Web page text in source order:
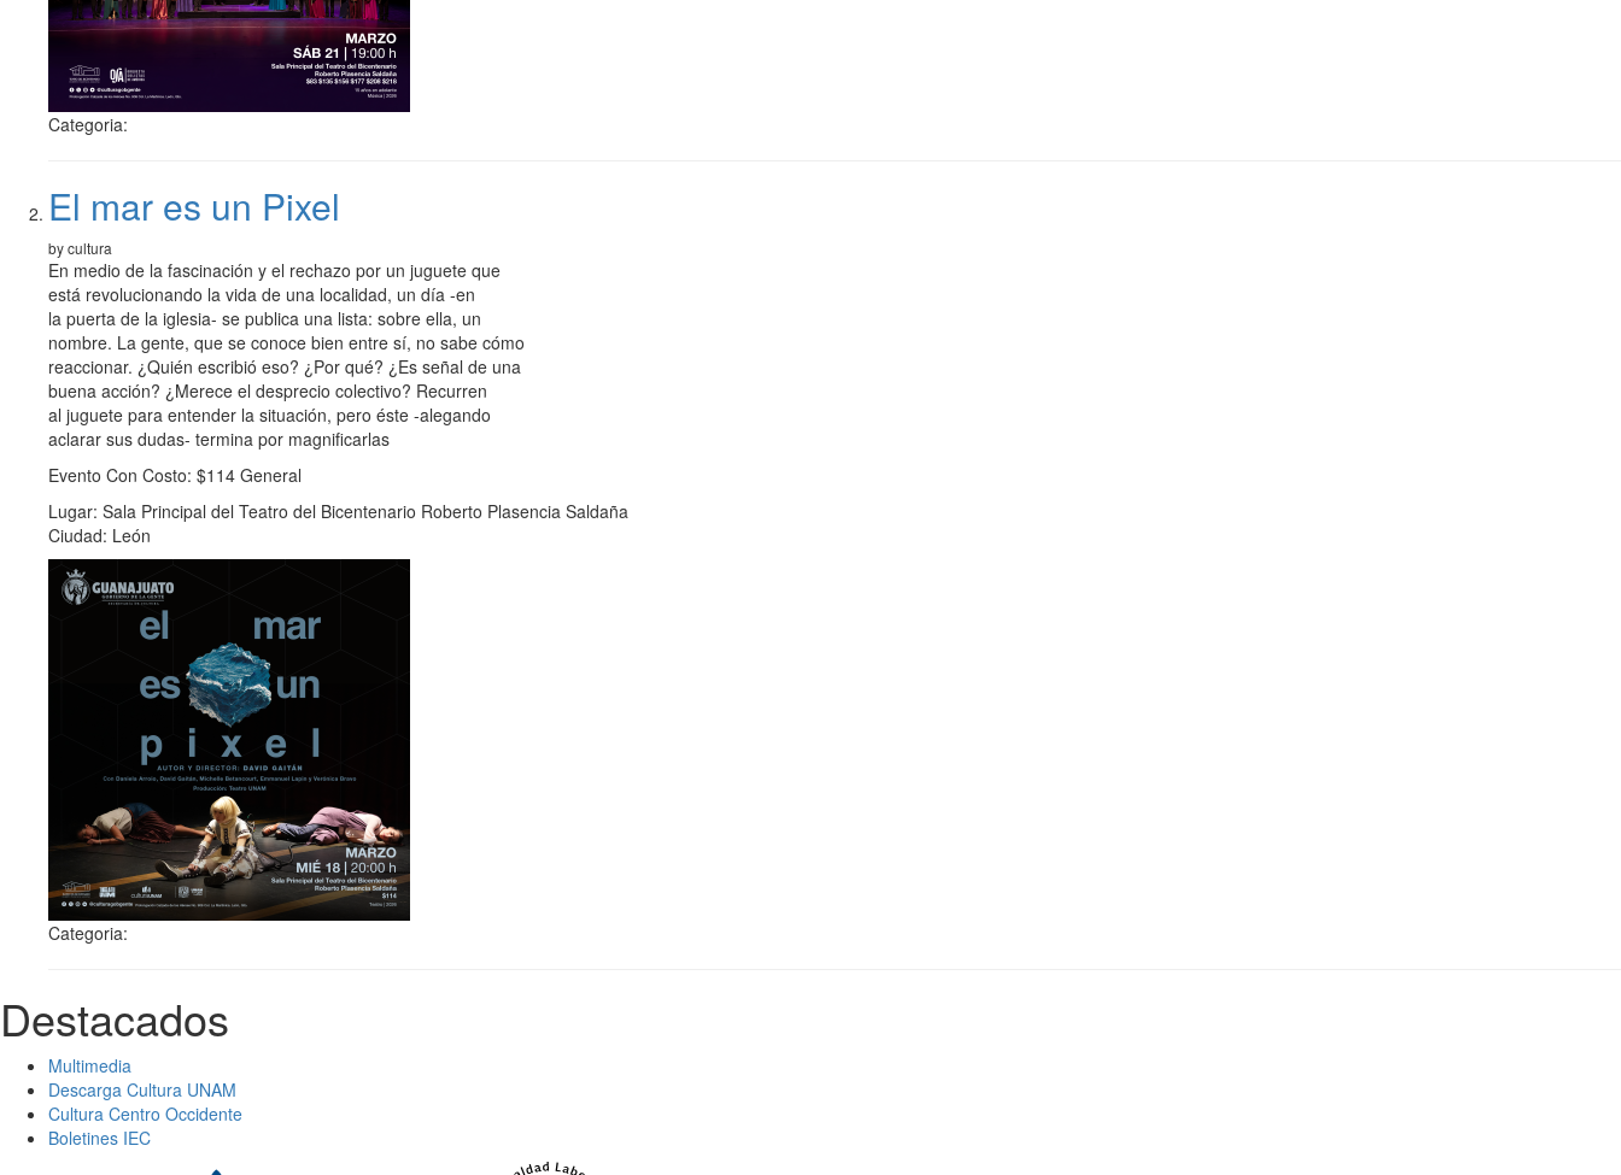
Categoria:
El mar es un Pixel
by cultura
En medio de la fascinación y el rechazo por un juguete que
está revolucionando la vida de una localidad, un día -en
la puerta de la iglesia- se publica una lista: sobre ella, un
nombre. La gente, que se conoce bien entre sí, no sabe cómo
reaccionar. ¿Quién escribió eso? ¿Por qué? ¿Es señal de una
buena acción? ¿Merece el desprecio colectivo? Recurren
al juguete para entender la situación, pero éste -alegando
aclarar sus dudas- termina por magnificarlas
Evento Con Costo: $114 General
Lugar: Sala Principal del Teatro del Bicentenario Roberto Plasencia Saldaña
Ciudad: León
Categoria:
Destacados
Multimedia
Descarga Cultura UNAM
Cultura Centro Occidente
Boletines IEC